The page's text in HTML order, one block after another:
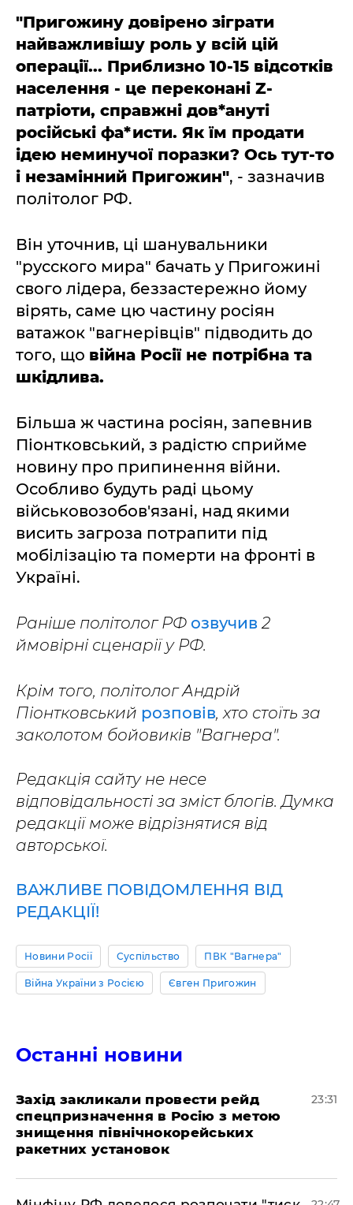
"Пригожину довірено зіграти
найважливішу роль у всій цій
операції... Приблизно 10-15 відсотків
населення - це переконані Z-
патріоти, справжні дов*ануті
російські фа*исти. Як їм продати
ідею неминучої поразки? Ось тут-то
і незамінний Пригожин", - зазначив
політолог РФ.
Він уточнив, ці шанувальники
"русского мира" бачать у Пригожині
свого лідера, беззастережно йому
вірять, саме цю частину росіян
ватажок "вагнерівців" підводить до
того, що війна Росії не потрібна та
шкідлива.
Більша ж частина росіян, запевнив
Піонтковський, з радістю сприйме
новину про припинення війни.
Особливо будуть раді цьому
військовозобов'язані, над якими
висить загроза потрапити під
мобілізацію та померти на фронті в
Україні.
Раніше політолог РФ озвучив2
ймовірні сценарії у РФ.
Крім того, політолог Андрій
Піонтковський розповів, хто стоїть за
заколотом бойовиків "Вагнера".
Редакція сайту не несе
відповідальності за зміст блогів. Думка
редакції може відрізнятися від
авторської.
ВАЖЛИВЕ ПОВІДОМЛЕННЯ ВІД
РЕДАКЦІЇ!
Новини Росії Суспільство ПВК "Вагнера"
Війна України з Росією Євген Пригожин
Останні новини
​Захід закликали провести рейд
спецпризначення в Росію з метою
знищення північнокорейських
ракетних установок
23:31